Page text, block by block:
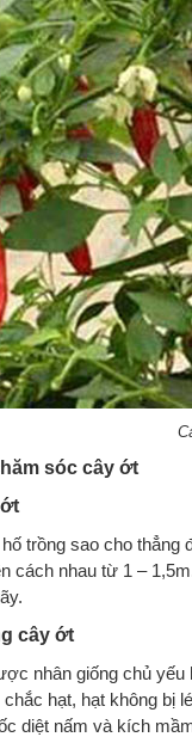
sóc cây ớt
trồng sao cho thẳng
cách nhau từ 1 –
cây ớt
nhân giống chủ
hạt, hạt không bị
diệt nấm và kích